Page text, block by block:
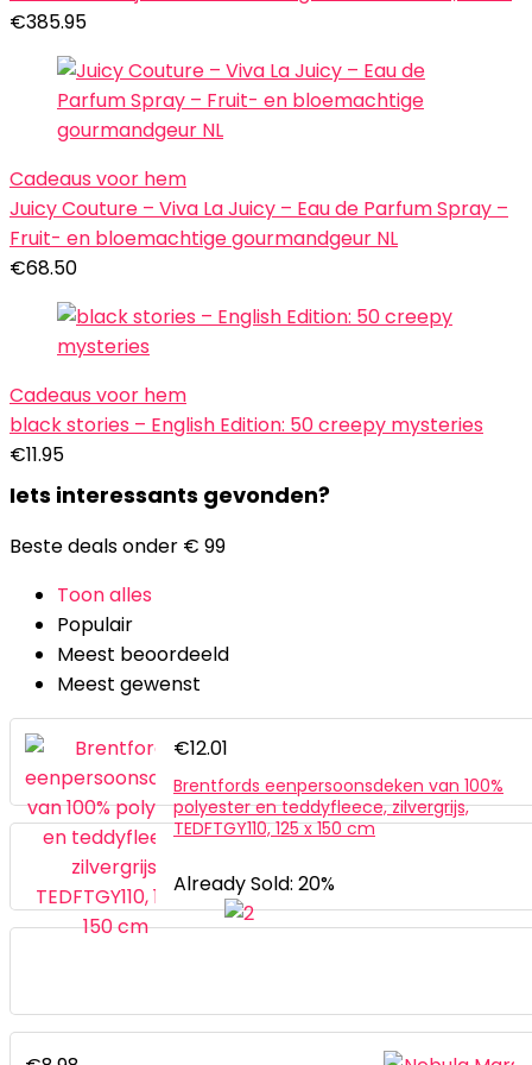
€385.95
Cadeaus voor hem
Juicy Couture – Viva La Juicy – Eau de Parfum Spray –
Fruit- en bloemachtige gourmandgeur NL
€68.50
Cadeaus voor hem
black stories – English Edition: 50 creepy mysteries
€11.95
Iets interessants gevonden?
Beste deals onder € 99
Toon alles
Populair
Meest beoordeeld
Meest gewenst
€12.01
Brentfords eenpersoonsdeken van 100%
polyester en teddyfleece, zilvergrijs,
TEDFTGY110, 125 x 150 cm
Already Sold: 20%